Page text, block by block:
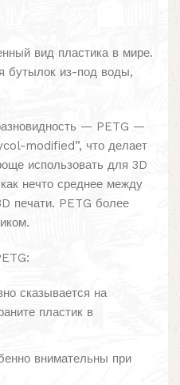
вид пластика в мире.
бутылок из-под воды,
— PETG —
modified”, что делает
использовать для 3D
нечто среднее между
печати. PETG более
сказывается на
пластик в
внимательны при